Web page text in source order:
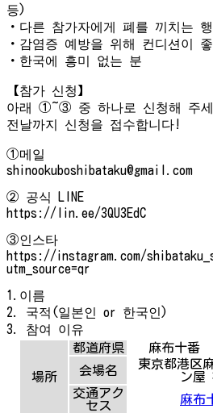
등)
・다른 참가자에게 폐를 끼치는 행
・감염증 예방을 위해 컨디션이
・한국에 흥미 없는 분
【참가 신청】
아래 ①~③ 중 하나로 신청해 주
전날까지 신청을 접수합니다!
①메일
shinookuboshibataku@gmail.com
② 공식 LINE
https://lin.ee/3QU3EdC
③인스타
https://instagram.com/
utm_source=qr
1.이름
2. 국적(일본인 or 한국인)
3. 참여 이유
場所
都道府県 麻布十番
会場名
東京都港区
ン屋
交通アク
セス
麻布